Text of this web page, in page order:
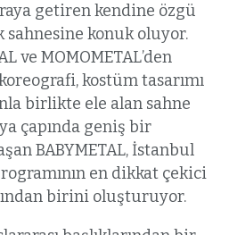
getiren kendine özgü
sahnesine konuk oluyor.
ve MOMOMETAL’den
kostüm tasarımı
birlikte ele alan sahne
çapında geniş bir
BABYMETAL, İstanbul
en dikkat çekici
birini oluşturuyor.